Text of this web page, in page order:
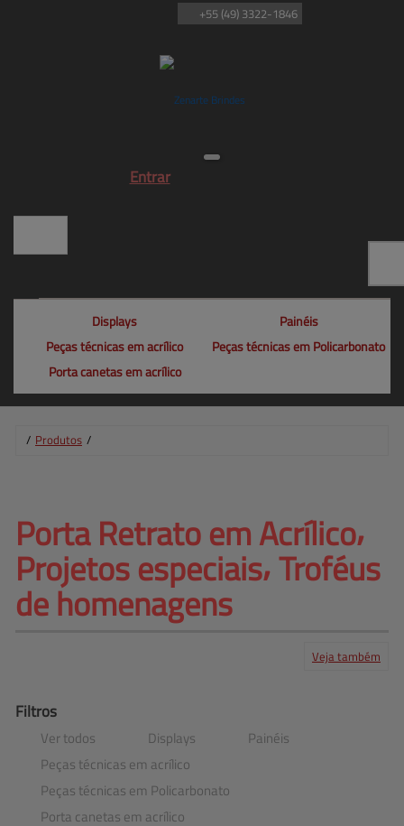
Entrar
+55 (49) 3322-1846
Displays
Painéis
Peças técnicas em acrílico
Peças técnicas em Policarbonato
Porta canetas em acrílico
/ Produtos /
Projetos especiais⸴ Troféus
de homenagens
Veja também
Filtros
Ver todos Displays
Painéis
Peças técnicas em acrílico
Peças técnicas em Policarbonato
Porta canetas em acrílico